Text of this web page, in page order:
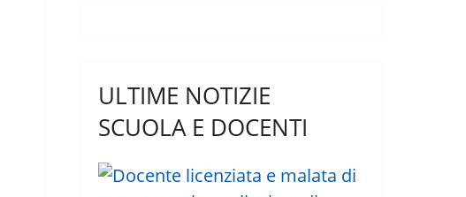
ULTIME NOTIZIE
SCUOLA E DOCENTI